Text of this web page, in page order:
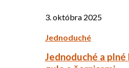
3. októbra 2025
Jednoduché
Jednoduché a